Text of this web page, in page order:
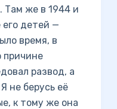
Там же в 1944 и
его детей —
время, в
причине
развод, а
не берусь её
к тому же она